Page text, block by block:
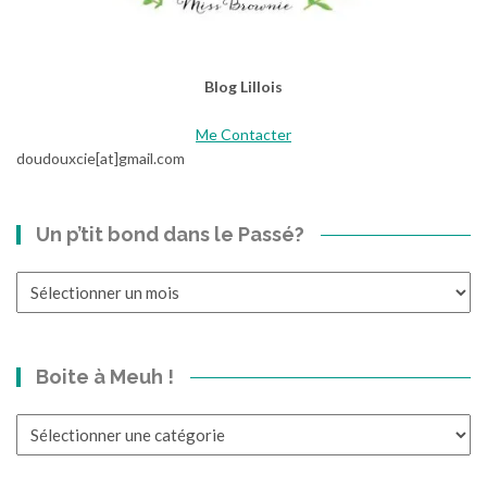
Blog Lillois
Me Contacter
doudouxcie[at]gmail.com
Un p’tit bond dans le Passé?
Boite à Meuh !